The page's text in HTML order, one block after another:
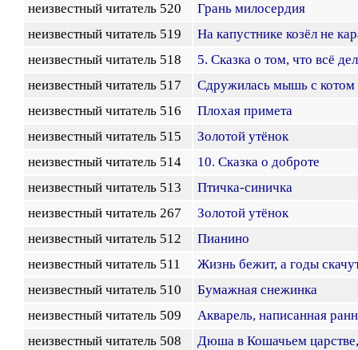
неизвестный читатель 520
Грань милосердия
неизвестный читатель 519
На капустнике козёл не
неизвестный читатель 518
5. Сказка о том, что всё
неизвестный читатель 517
Сдружилась мышь с котом
неизвестный читатель 516
Плохая примета
неизвестный читатель 515
Золотой утёнок
неизвестный читатель 514
10. Сказка о доброте
неизвестный читатель 513
Птичка-синичка
неизвестный читатель 267
Золотой утёнок
неизвестный читатель 512
Пианино
неизвестный читатель 511
Жизнь бежит, а годы
неизвестный читатель 510
Бумажная снежинка
неизвестный читатель 509
Акварель, написанная
неизвестный читатель 508
Дюша в Кошачьем царстве,